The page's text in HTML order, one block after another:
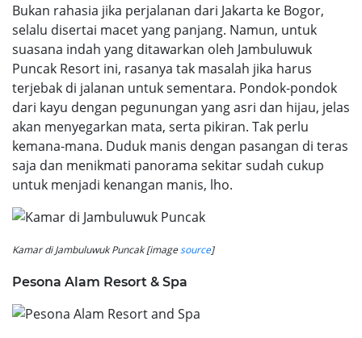
Bukan rahasia jika perjalanan dari Jakarta ke Bogor,
selalu disertai macet yang panjang. Namun, untuk
suasana indah yang ditawarkan oleh Jambuluwuk
Puncak Resort ini, rasanya tak masalah jika harus
terjebak di jalanan untuk sementara. Pondok-pondok
dari kayu dengan pegunungan yang asri dan hijau, jelas
akan menyegarkan mata, serta pikiran. Tak perlu
kemana-mana. Duduk manis dengan pasangan di teras
saja dan menikmati panorama sekitar sudah cukup
untuk menjadi kenangan manis, lho.
Kamar di Jambuluwuk Puncak [imagesource]
Pesona Alam Resort & Spa